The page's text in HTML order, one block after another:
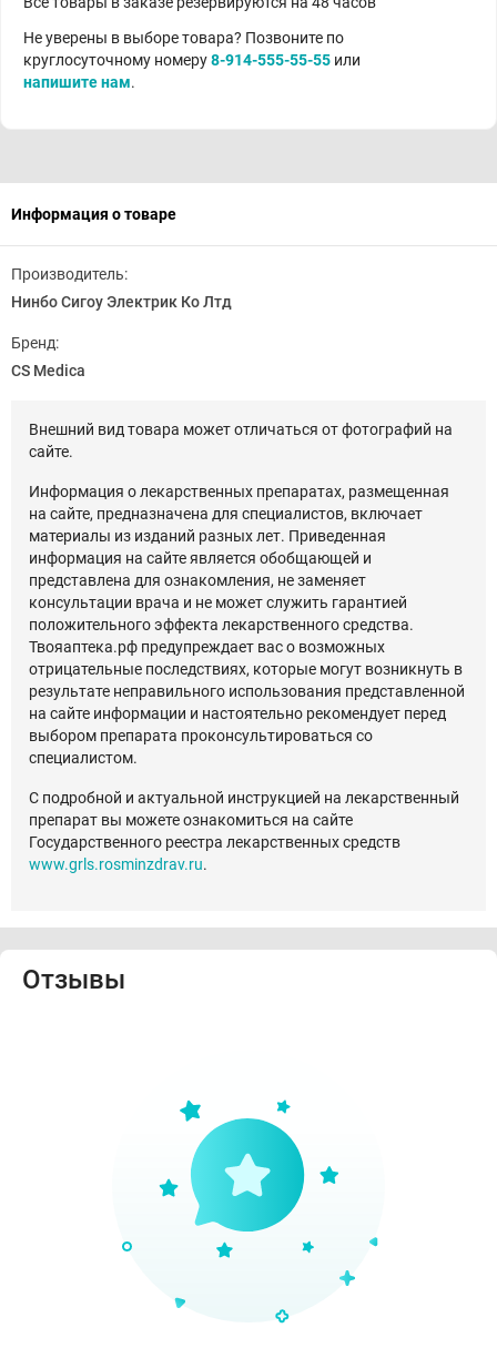
Не уверены в выборе товара? Позвоните по
круглосуточному номеру8-914-555-55-55 или
напишите нам.
Информация о товаре
Производитель:
Нинбо Сигоу Электрик Ко Лтд
Бренд:
CS Medica
Внешний вид товара может отличаться от фотографий на
сайте.
Информация о лекарственных препаратах, размещенная
на сайте, предназначена для специалистов, включает
материалы из изданий разных лет. Приведенная
информация на сайте является обобщающей и
представлена для ознакомления, не заменяет
консультации врача и не может служить гарантией
положительного эффекта лекарственного средства.
Твояаптека.рф предупреждает вас о возможных
отрицательные последствиях, которые могут возникнуть в
результате неправильного использования представленной
на сайте информации и настоятельно рекомендует перед
выбором препарата проконсультироваться со
специалистом.
С подробной и актуальной инструкцией на лекарственный
препарат вы можете ознакомиться на сайте
Государственного реестра лекарственных средств
www.grls.rosminzdrav.ru.
Отзывы